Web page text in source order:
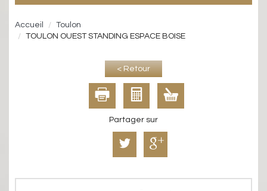
Accueil
Toulon
TOULON OUEST STANDING ESPACE BOISE
< Retour
Partager sur